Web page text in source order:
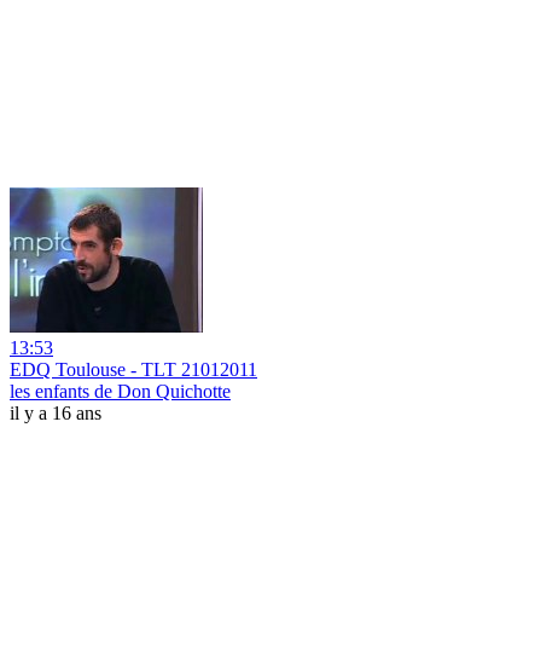
13:53
EDQ Toulouse - TLT 21012011
les enfants de Don Quichotte
il y a 16 ans